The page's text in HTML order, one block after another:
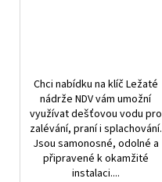
Chci nabídku na klíč Ležaté
nádrže NDV vám umožní
využívat dešťovou vodu pro
zalévání, praní i splachování.
Jsou samonosné, odolné a
připravené k okamžité
instalaci....